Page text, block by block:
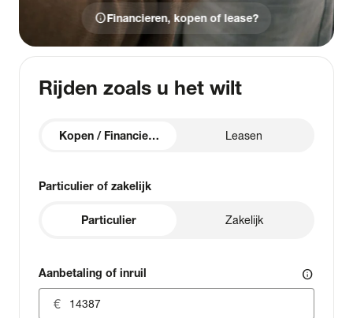
infoFinancieren, kopen of lease?
Rijden zoals u het wilt
Kopen / Financieren Leasen
Particulier of zakelijk
Particulier Zakelijk
Aanbetaling of inruil info